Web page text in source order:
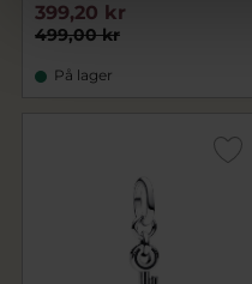
499,00 kr
399,20 kr
På lager